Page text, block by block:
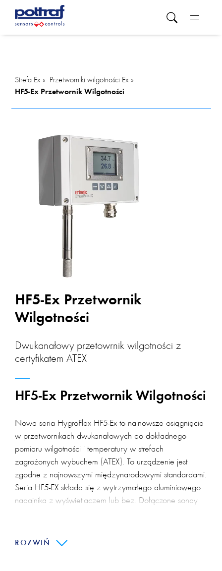
Strefa Ex
Przetworniki wilgotności Ex
HF5-Ex Przetwornik Wilgotności
HF5-Ex Przetwornik
Wilgotności
Dwukanałowy przetowrnik wilgotności z
certyfikatem ATEX
HF5-Ex Przetwornik Wilgotności
Nowa seria HygroFlex HF5-Ex to najnowsze osiągnięcie
w przetwornikach dwukanałowych do dokładnego
pomiaru wilgotności i temperatury w strefach
zagrożonych wybuchem (ATEX). To urządzenie jest
zgodne z najnowszymi międzynarodowymi standardami.
Seria HF5-EX składa się z wytrzymałego aluminiowego
nadajnika z wyświetlaczem lub bez. Dołączone sondy
jest certyfikowany dla strefy 1/21.
ROZWIŃ